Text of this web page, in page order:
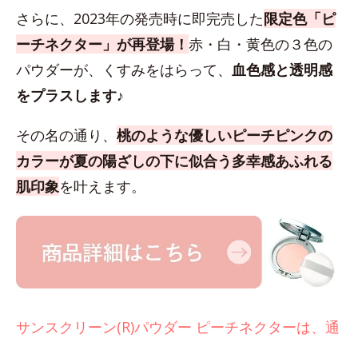
さらに、2023年の発売時に即完売した限定色「ピ
ーチネクター」が再登場！ 赤・白・黄色の３色の
パウダーが、くすみをはらって、 血色感と透明感
をプラスします♪
その名の通り、 桃のような優しいピーチピンクの
カラーが夏の陽ざしの下に似合う多幸感あふれる
肌印象を叶えます。
サンスクリーン(R)パウダー ピーチネクターは、通